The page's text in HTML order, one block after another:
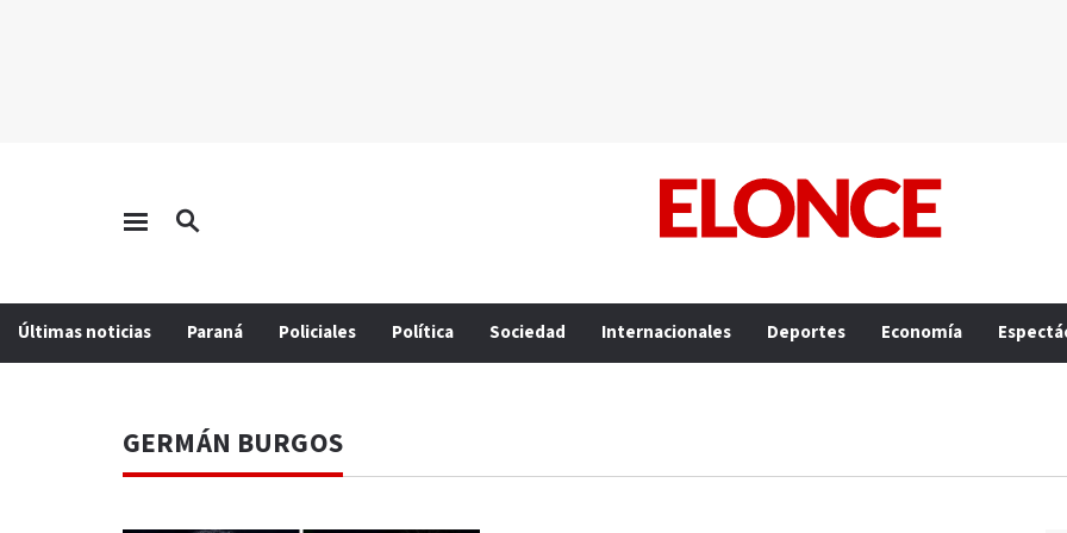
Últimas noticias Paraná Policiales Política Sociedad Internacionales Deportes Economía
GERMÁN BURGOS